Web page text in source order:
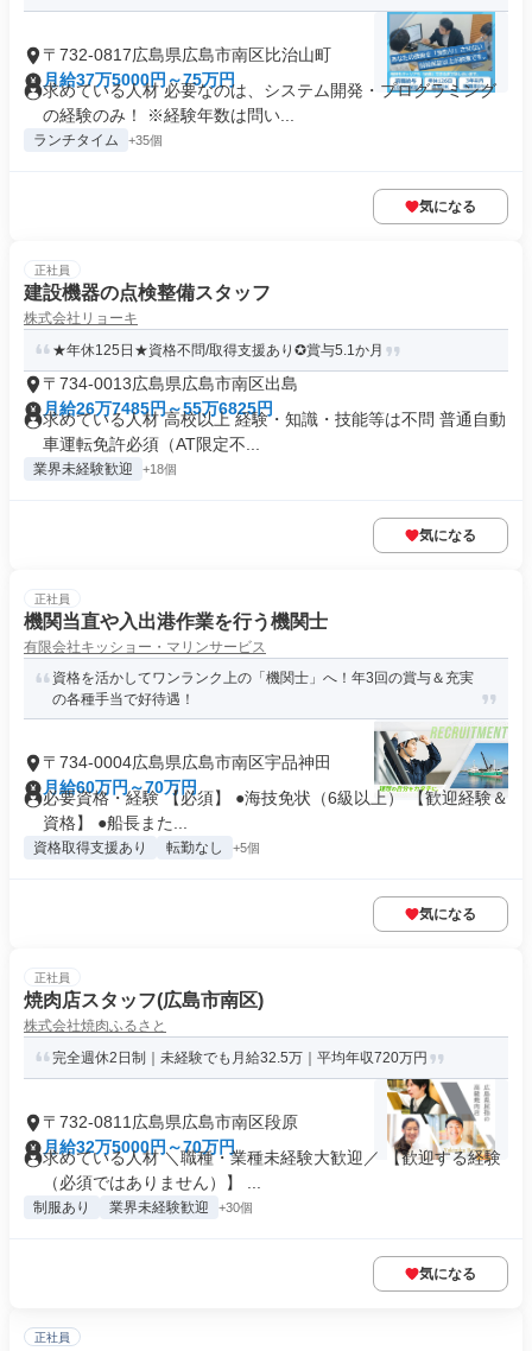
〒732-0817広島県広島市南区比治山町
月給37万5000円～75万円
求めている人材 必要なのは、システム開発・プログラミング
の経験のみ！ ※経験年数は問い...
ランチタイム +35個
気になる
正社員
建設機器の点検整備スタッフ
株式会社リョーキ
★年休125日★資格不問/取得支援あり✪賞与5.1か月
〒734-0013広島県広島市南区出島
月給26万7485円～55万6825円
求めている人材 高校以上 経験・知識・技能等は不問 普通自動
車運転免許必須（AT限定不...
業界未経験歓迎 +18個
気になる
正社員
機関当直や入出港作業を行う機関士
有限会社キッショー・マリンサービス
資格を活かしてワンランク上の「機関士」へ！年3回の賞与＆充実
の各種手当で好待遇！
〒734-0004広島県広島市南区宇品神田
月給60万円～70万円
必要資格・経験 【必須】 ●海技免状（6級以上） 【歓迎経験＆
資格】 ●船長また...
資格取得支援あり 転勤なし +5個
気になる
正社員
焼肉店スタッフ(広島市南区)
株式会社焼肉ふるさと
完全週休2日制｜未経験でも月給32.5万｜平均年収720万円
〒732-0811広島県広島市南区段原
月給32万5000円～70万円
求めている人材 ＼職種・業種未経験大歓迎／ 【歓迎する経験
（必須ではありません）】 ...
制服あり 業界未経験歓迎 +30個
気になる
正社員